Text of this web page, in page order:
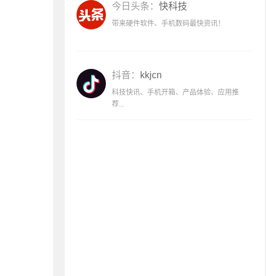
今日头条： 快科技
带来硬件软件、手机数码最快资讯！
抖音： kkjcn
科技快讯、手机开箱、产品体验、应用推
荐...